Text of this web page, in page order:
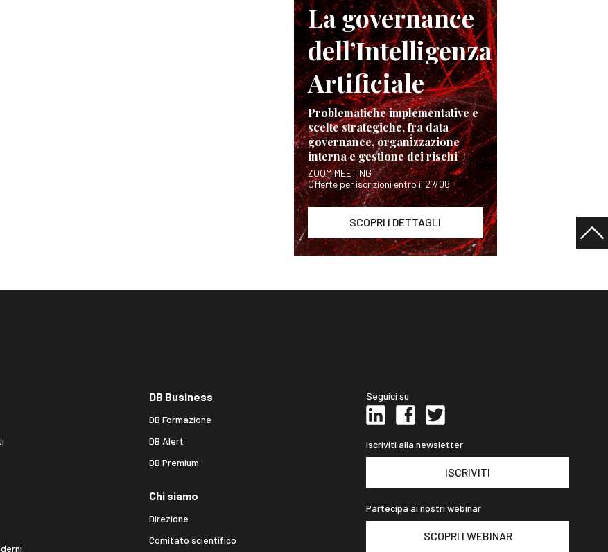
La governance
dell’Intelligenza
Artificiale
Problematiche implementative e
scelte strategiche, fra data
governance, organizzazione
interna e gestione dei rischi
ZOOM MEETING
Offerte per iscrizioni entro il 27/08
SCOPRI I DETTAGLI
DB Business
DB Formazione
DB Alert
DB Premium
Chi siamo
Direzione
Comitato scientifico
Seguici su
Iscriviti alla newsletter
ISCRIVITI
Partecipa ai nostri webinar
SCOPRI I WEBINAR